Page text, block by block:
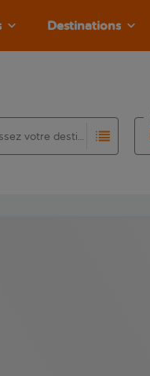
Destinations
Choisissez votre destination